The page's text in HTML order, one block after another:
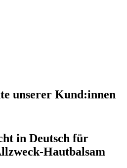
unserer Kund:innen
in Deutsch für
Hautbalsam